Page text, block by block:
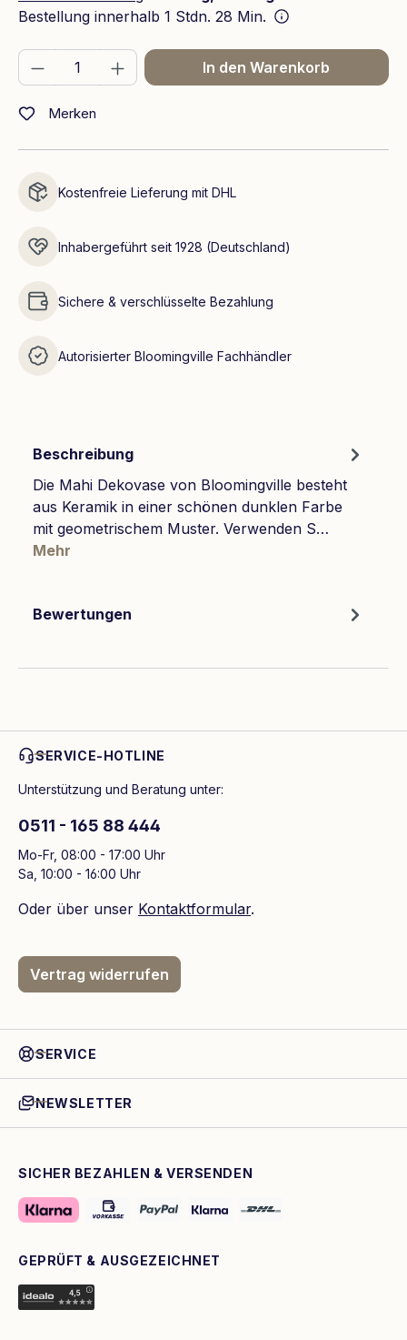
Bestellung innerhalb 1 Stdn. 28 Min.
Produkt Anzahl: Gib den gewünschten
In den Warenkorb
Merken
Kostenfreie Lieferung mit DHL
Inhabergeführt seit 1928 (Deutschland)
Sichere & verschlüsselte Bezahlung
Autorisierter Bloomingville Fachhändler
Beschreibung
Die Mahi Dekovase von Bloomingville besteht
aus Keramik in einer schönen dunklen Farbe
mit geometrischem Muster. Verwenden S…
Mehr
Bewertungen
SERVICE-HOTLINE
Unterstützung und Beratung unter:
0511 - 165 88 444
Mo-Fr, 08:00 - 17:00 Uhr
Sa, 10:00 - 16:00 Uhr
Oder über unser Kontaktformular.
Vertrag widerrufen
SERVICE
NEWSLETTER
SICHER BEZAHLEN & VERSENDEN
GEPRÜFT & AUSGEZEICHNET